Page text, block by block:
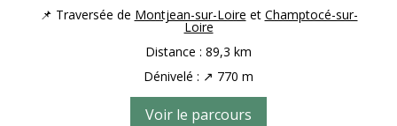
📌 Traversée de Montjean-sur-Loire et Champtocé-sur-
Loire
Distance : 89,3 km
Dénivelé : ↗ 770 m
Voir le parcours